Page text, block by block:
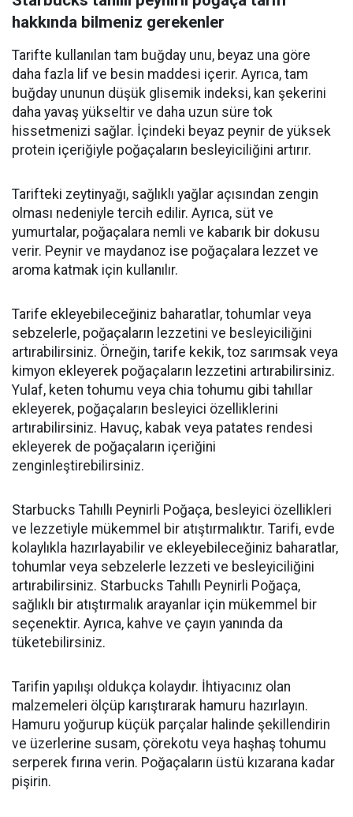
hakkında bilmeniz gerekenler
Tarifte kullanılan tam buğday unu, beyaz una göre
daha fazla lif ve besin maddesi içerir. Ayrıca, tam
buğday ununun düşük glisemik indeksi, kan şekerini
daha yavaş yükseltir ve daha uzun süre tok
hissetmenizi sağlar. İçindeki beyaz peynir de yüksek
protein içeriğiyle poğaçaların besleyiciliğini artırır.
Tarifteki zeytinyağı, sağlıklı yağlar açısından zengin
olması nedeniyle tercih edilir. Ayrıca, süt ve
yumurtalar, poğaçalara nemli ve kabarık bir dokusu
verir. Peynir ve maydanoz ise poğaçalara lezzet ve
aroma katmak için kullanılır.
Tarife ekleyebileceğiniz baharatlar, tohumlar veya
sebzelerle, poğaçaların lezzetini ve besleyiciliğini
artırabilirsiniz. Örneğin, tarife kekik, toz sarımsak veya
kimyon ekleyerek poğaçaların lezzetini artırabilirsiniz.
Yulaf, keten tohumu veya chia tohumu gibi tahıllar
ekleyerek, poğaçaların besleyici özelliklerini
artırabilirsiniz. Havuç, kabak veya patates rendesi
ekleyerek de poğaçaların içeriğini
zenginleştirebilirsiniz.
Starbucks Tahıllı Peynirli Poğaça, besleyici özellikleri
ve lezzetiyle mükemmel bir atıştırmalıktır. Tarifi, evde
kolaylıkla hazırlayabilir ve ekleyebileceğiniz baharatlar,
tohumlar veya sebzelerle lezzeti ve besleyiciliğini
artırabilirsiniz. Starbucks Tahıllı Peynirli Poğaça,
sağlıklı bir atıştırmalık arayanlar için mükemmel bir
seçenektir. Ayrıca, kahve ve çayın yanında da
tüketebilirsiniz.
Tarifin yapılışı oldukça kolaydır. İhtiyacınız olan
malzemeleri ölçüp karıştırarak hamuru hazırlayın.
Hamuru yoğurup küçük parçalar halinde şekillendirin
ve üzerlerine susam, çörekotu veya haşhaş tohumu
serperek fırına verin. Poğaçaların üstü kızarana kadar
pişirin.